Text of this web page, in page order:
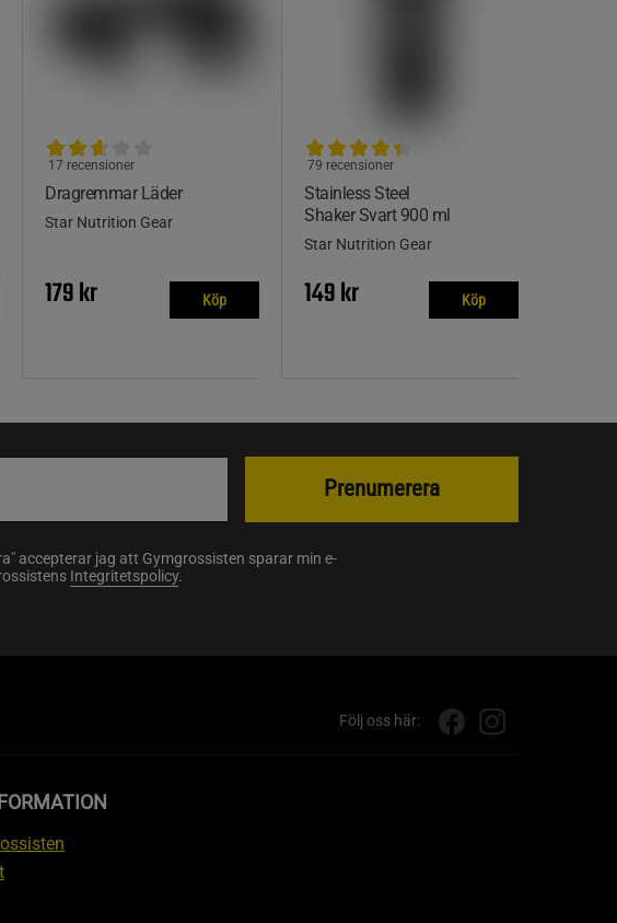
Dragremmar Läder
17 recensioner
Star Nutrition Gear
179 kr Köp
Stainless Steel
Shaker Svart 900 ml
79 recensioner
Star Nutrition Gear
149 kr Köp
accepterar jag att Gymgrossisten sparar min e-
Integritetspolicy.
Prenumerera
Följ oss här: